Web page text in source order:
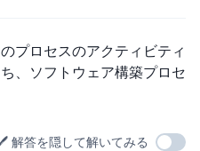
プロセスのアクティビティ
、ソフトウェア構築プロセ
解答を隠して解いてみる